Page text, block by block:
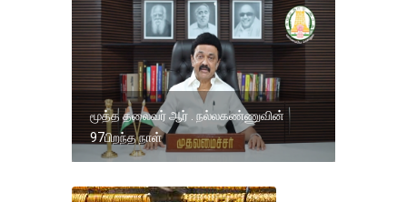
மூத்த தலைவர் ஆர் . நல்லகண்ணுவின்
97பிறந்த நாள்